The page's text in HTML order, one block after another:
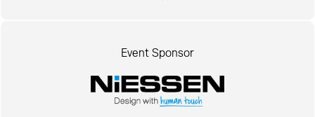
Event Sponsor